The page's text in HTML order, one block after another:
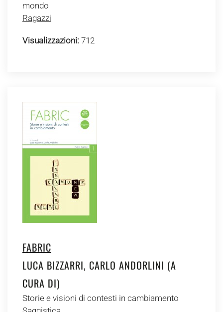
mondo
Ragazzi
Visualizzazioni: 712
FABRIC
LUCA BIZZARRI, CARLO ANDORLINI (A
CURA DI)
Storie e visioni di contesti in cambiamento